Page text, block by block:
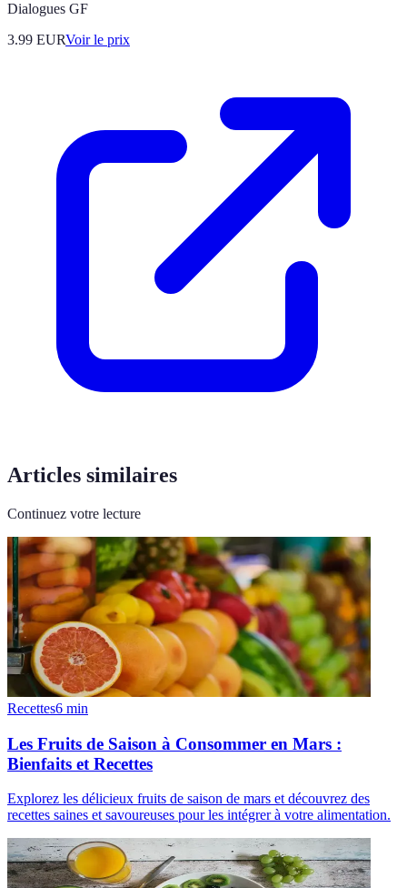
Dialogues GF
3.99 EURVoir le prix
Articles similaires
Continuez votre lecture
Recettes6 min
Les Fruits de Saison à Consommer en Mars :
Bienfaits et Recettes
Explorez les délicieux fruits de saison de mars et découvrez des
recettes saines et savoureuses pour les intégrer à votre alimentation.